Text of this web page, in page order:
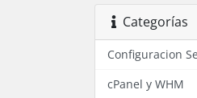
Categorías
Configuracion
cPanel y WHM